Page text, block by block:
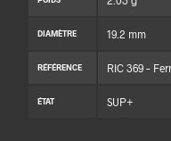
DIAMÈTRE 19.2 mm
RÉFÉRENCE RIC 369 –
ÉTAT SUP+